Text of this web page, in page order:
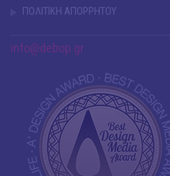
ΠΟΛΙΤΙΚΗ ΑΠΟΡΡΗΤΟΥ
info@debop.gr